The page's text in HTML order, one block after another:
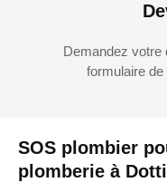
SOS plombier
plomberie à
Demandez votre
formulaire